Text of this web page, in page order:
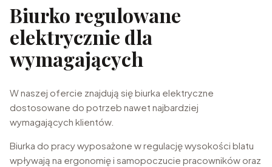
Biurko regulowane
elektrycznie dla
wymagających
W naszej ofercie znajdują się biurka elektryczne
dostosowane do potrzeb nawet najbardziej
wymagających klientów.
Biurka do pracy wyposażone w regulację wysokości blatu
wpływają na ergonomię i samopoczucie pracowników oraz